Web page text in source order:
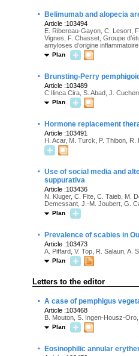
· Belimumab and alopecia
Article :103494
E. Ribereau-Gayon, C. Lesort,
Vignes, F. Chasset, Groupe
amyloses d’origine inflammatoire
Plan
· Brunsting-Perry
Article :103489
C.Ilinca Cira, S. Abad, J.
Plan
· Hormone replacement
Article :103491
H. Acar, M. Turck, P. Thibon, R.
· Use of social media and
suppurativa
Article :103436
N. Kluger, C. Fite, C. Taieb, M.
Demessant, J.-M. Joubert, G.
Plan
· Prevalence of scabies in
Article :103473
A. Piffard, V. Top, R. Salaun, A.
Plan
Letters to the editor
· A case of pemphigus
Article :103468
B. Mouton, S. Ingen-Housz-
Plan
· Eosinophilic annular